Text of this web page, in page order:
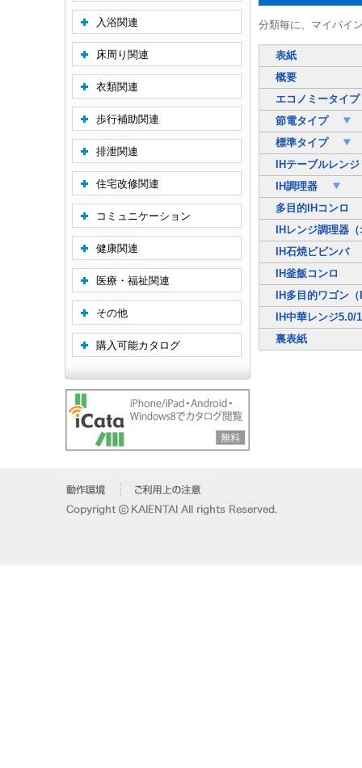
分類毎に、マイバイ
表紙
概要
エコノミータイプ
節電タイプ
標準タイプ
IHテーブルレンジ
IH調理器
多目的IHコンロ
IHレンジ調理器
IH石焼ビビンバ
IH釜飯コンロ
IH多目的ワゴン
IH中華レンジ5.0/
裏表紙
入浴関連
床周り関連
衣類関連
歩行補助関連
排泄関連
住宅改修関連
コミュニケーション
健康関連
医療・福祉関連
その他
購入可能カタログ